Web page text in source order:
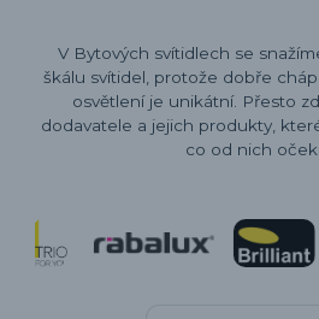
V Bytových svítidlech se
škálu svítidel, protože dobře
osvětlení je unikátní. Přesto
dodavatele a jejich produkty,
co od nich